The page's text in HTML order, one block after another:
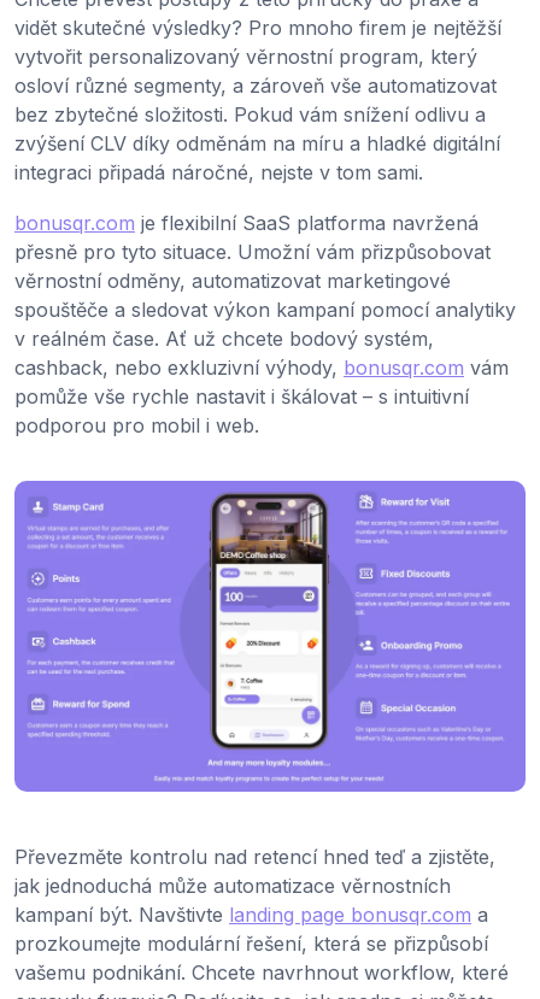
vidět skutečné výsledky? Pro mnoho firem je nejtěžší
vytvořit personalizovaný věrnostní program, který
osloví různé segmenty, a zároveň vše automatizovat
bez zbytečné složitosti. Pokud vám snížení odlivu a
zvýšení CLV díky odměnám na míru a hladké digitální
integraci připadá náročné, nejste v tom sami.
bonusqr.com je flexibilní SaaS platforma navržená
přesně pro tyto situace. Umožní vám přizpůsobovat
věrnostní odměny, automatizovat marketingové
spouštěče a sledovat výkon kampaní pomocí analytiky
v reálném čase. Ať už chcete bodový systém,
cashback, nebo exkluzivní výhody, bonusqr.com vám
pomůže vše rychle nastavit i škálovat – s intuitivní
podporou pro mobil i web.
Převezměte kontrolu nad retencí hned teď a zjistěte,
jak jednoduchá může automatizace věrnostních
kampaní být. Navštivte landing page bonusqr.com a
prozkoumejte modulární řešení, která se přizpůsobí
vašemu podnikání. Chcete navrhnout workflow, které